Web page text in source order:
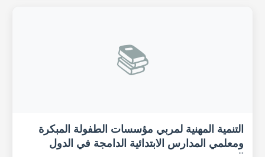
📚
التنمية المهنية لمربي مؤسسات الطفولة المبكرة
ومعلمي المدارس الابتدائية الدامجة في الدول